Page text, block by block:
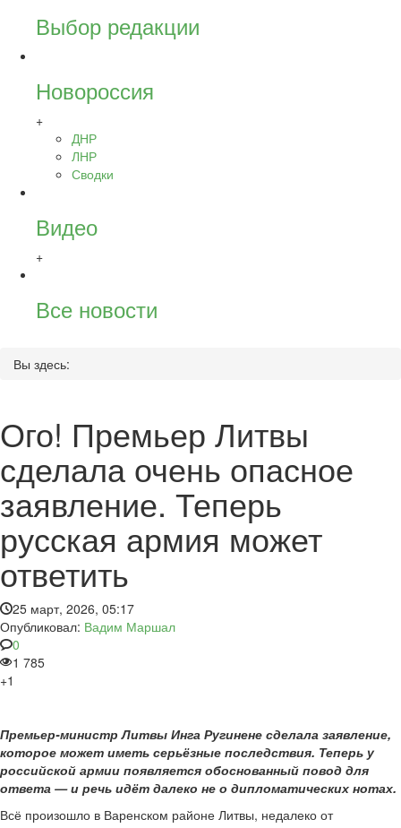
Выбор редакции
Новороссия
+
ДНР
ЛНР
Сводки
Видео
+
Все новости
Вы здесь:
Ого! Премьер Литвы
сделала очень опасное
заявление. Теперь
русская армия может
ответить
25 март, 2026, 05:17
Опубликовал: Вадим Маршал
0
1 785
+1
Премьер-министр Литвы Инга Ругинене сделала заявление,
которое может иметь серьёзные последствия. Теперь у
российской армии появляется обоснованный повод для
ответа — и речь идёт далеко не о дипломатических нотах.
Всё произошло в Варенском районе Литвы, недалеко от